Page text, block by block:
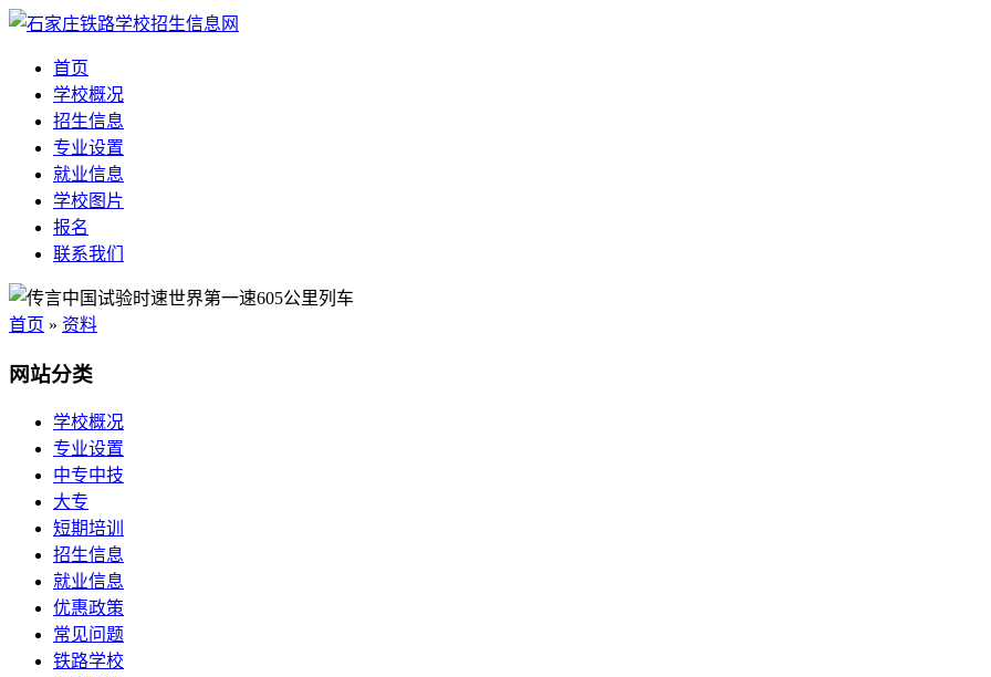
首页
学校概况
招生信息
专业设置
就业信息
学校图片
报名
联系我们
首页 » 资料
网站分类
学校概况
专业设置
中专中技
大专
短期培训
招生信息
就业信息
优惠政策
常见问题
铁路学校